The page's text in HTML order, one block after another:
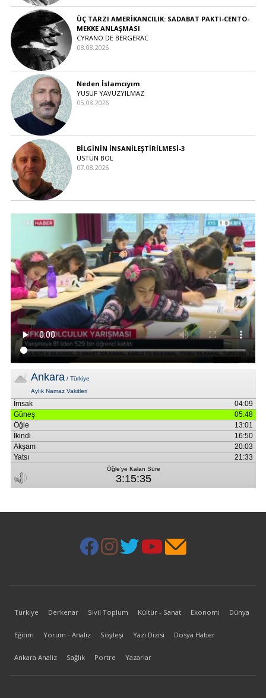
ÜÇ TARZI AMERİKANCILIK: SADABAT PAKTI-CENTO-
MEKKE ANLAŞMASI
CYRANO DE BERGERAC
08.08.2026
Neden İslamcıyım
YUSUF YAVUZYILMAZ
05.08.2026
BİLGİNİN İNSANİLEŞTİRİLMESİ-3
ÜSTÜN BOL
07.08.2026
Türkiye Derkenar Sivil Toplum Kültür - Sanat Ekonomi Dünya
Eğitim Yorum - Analiz Söyleşi Yazı Dizisi Dosya Haber
Ankara Analiz Sağlık Portre Yazarlar